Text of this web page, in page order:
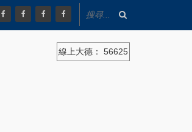
線上大德： 56625